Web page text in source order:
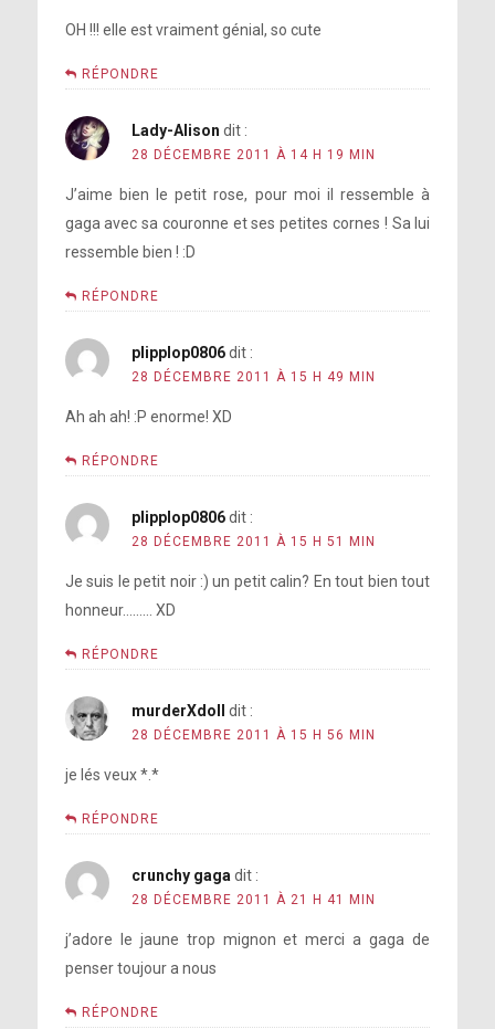
OH !!! elle est vraiment génial, so cute
RÉPONDRE
Lady-Alison dit :
28 DÉCEMBRE 2011 À 14 H 19 MIN
J’aime bien le petit rose, pour moi il ressemble à
gaga avec sa couronne et ses petites cornes ! Sa lui
ressemble bien ! :D
RÉPONDRE
plipplop0806 dit :
28 DÉCEMBRE 2011 À 15 H 49 MIN
Ah ah ah! :P enorme! XD
RÉPONDRE
plipplop0806 dit :
28 DÉCEMBRE 2011 À 15 H 51 MIN
Je suis le petit noir :) un petit calin? En tout bien tout
honneur……… XD
RÉPONDRE
murderXdoll dit :
28 DÉCEMBRE 2011 À 15 H 56 MIN
je lés veux *.*
RÉPONDRE
crunchy gaga dit :
28 DÉCEMBRE 2011 À 21 H 41 MIN
j’adore le jaune trop mignon et merci a gaga de
penser toujour a nous
RÉPONDRE